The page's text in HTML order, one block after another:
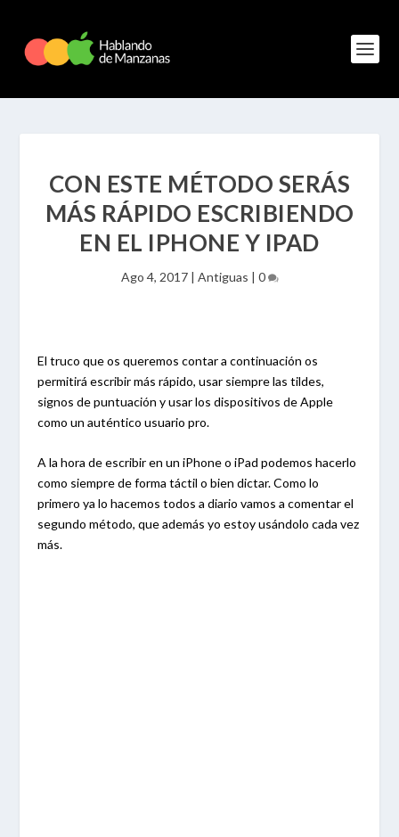
CON ESTE MÉTODO SERÁS
MÁS RÁPIDO ESCRIBIENDO
EN EL IPHONE Y IPAD
Ago 4, 2017| Antiguas | 0
El truco que os queremos contar a continuación os
permitirá escribir más rápido, usar siempre las tildes,
signos de puntuación y usar los dispositivos de Apple
como un auténtico usuario pro.
A la hora de escribir en un iPhone o iPad podemos hacerlo
como siempre de forma táctil o bien dictar. Como lo
primero ya lo hacemos todos a diario vamos a comentar el
segundo método, que además yo estoy usándolo cada vez
más.